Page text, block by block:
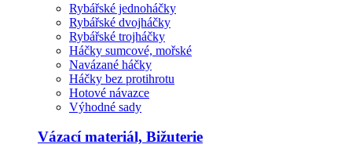
Rybářské jednoháčky
Rybářské dvojháčky
Rybářské trojháčky
Háčky sumcové, mořské
Navázané háčky
Háčky bez protihrotu
Hotové návazce
Výhodné sady
Vázací materiál, Bižuterie